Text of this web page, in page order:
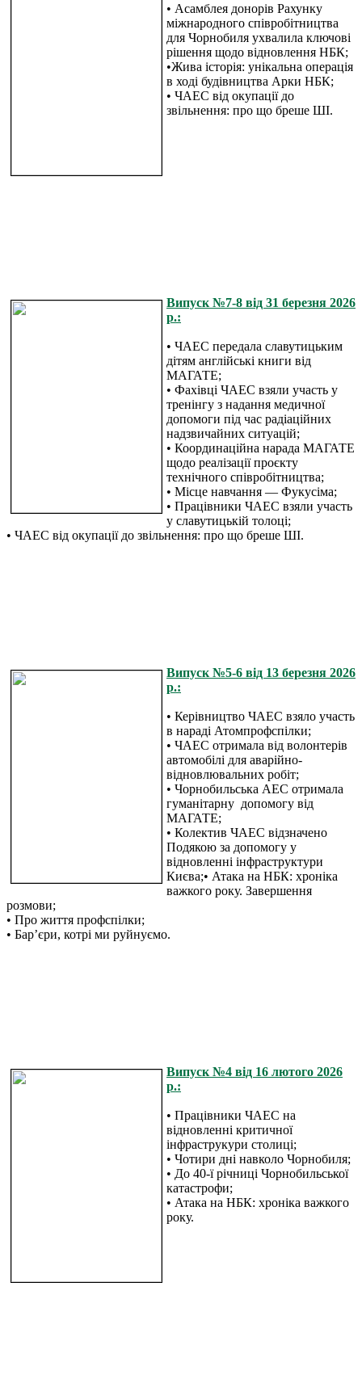
• Асамблея донорів Рахунку
міжнародного співробітництва
для Чорнобиля ухвалила ключові
рішення щодо відновлення НБК;
•Жива історія: унікальна операція
в ході будівництва Арки НБК;
• ЧАЕС від окупації до
звільнення: про що бреше ШІ.
Випуск №7-8 від 31 березня 2026
р.:
• ЧАЕС передала славутицьким
дітям англійські книги від
МАГАТЕ;
• Фахівці ЧАЕС взяли участь у
тренінгу з надання медичної
допомоги під час радіаційних
надзвичайних ситуацій;
• Координаційна нарада МАГАТЕ
щодо реалізації проєкту
технічного співробітництва;
• Місце навчання — Фукусіма;
• Працівники ЧАЕС взяли участь
у славутицькій толоці;
• ЧАЕС від окупації до звільнення: про що бреше ШІ.
Випуск №5-6 від 13 березня 2026
р.:
• Керівництво ЧАЕС взяло участь
в нараді Атомпрофспілки;
• ЧАЕС отримала від волонтерів
автомобілі для аварійно-
відновлювальних робіт;
• Чорнобильська АЕС отримала
гуманітарну допомогу від
МАГАТЕ;
• Колектив ЧАЕС відзначено
Подякою за допомогу у
відновленні інфраструктури
Києва;• Атака на НБК: хроніка
важкого року. Завершення
розмови;
• Про життя профспілки;
• Бар’єри, котрі ми руйнуємо.
Випуск №4 від 16 лютого 2026
р.:
• Працівники ЧАЕС на
відновленні критичної
інфраструкури столиці;
• Чотири дні навколо Чорнобиля;
• До 40-ї річниці Чорнобильської
катастрофи;
• Атака на НБК: хроніка важкого
року.